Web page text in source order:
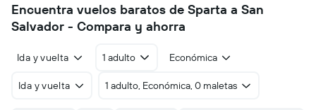
Encuentra vuelos baratos de Sparta a San
Salvador - Compara y ahorra
Ida y vuelta 1 adulto Económica
Ida y vuelta 1 adulto, Económica, 0 maletas